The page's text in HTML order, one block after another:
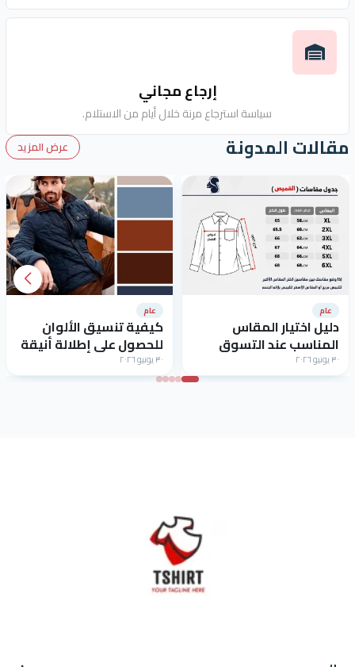
إرجاع مجاني
سياسة استرجاع مرنة خلال أيام من الاستلام.
مقالات المدونة عرض المزيد
عام
دليل اختيار المقاس
المناسب عند التسوق
الإلكتروني
٣٠ يونيو ٢٠٢٦
عام
كيفية تنسيق الألوان
للحصول على إطلالة أنيقة
٣٠ يونيو ٢٠٢٦